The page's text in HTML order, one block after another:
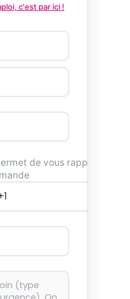
c'est par ici !
de vous rappeler